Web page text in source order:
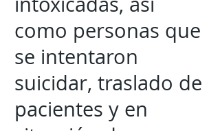
como personas que
se intentaron
suicidar, traslado de
pacientes y en